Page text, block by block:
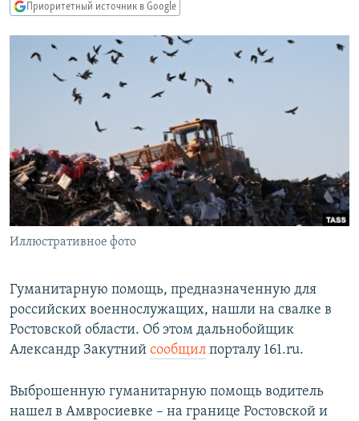
Вернутся
поиску
КАВКАЗ.РЕАЛИИ
СЕВЕР.РЕАЛИИ
СИБИРЬ.РЕАЛИИ
РАСПИСАНИЕ ВЕЩАНИЯ
ПОДПИШИТЕСЬ НА РАССЫЛКУ
СОЦИАЛЬНЫЕ СЕТИ
Все сайты РСЕ/РС
Приоритетный источник в Google
Иллюстративное фото
Гуманитарную помощь, предназначенную для
российских военнослужащих, нашли на свалке в
Ростовской области. Об этом дальнобойщик
Александр Закутний сообщил порталу 161.ru.
Выброшенную гуманитарную помощь водитель
нашел в Амвросиевке – на границе Ростовской и